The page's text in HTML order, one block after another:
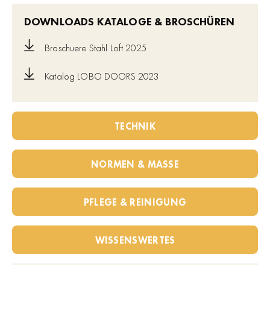
DOWNLOADS KATALOGE & BROSCHÜREN
Broschuere Stahl Loft 2025
Katalog LOBO DOORS 2023
TECHNIK
NORMEN & MASSE
PFLEGE & REINIGUNG
WISSENSWERTES